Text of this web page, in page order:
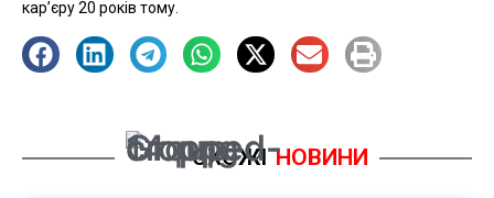
кар’єру 20 років тому.
СХОЖІ НОВИНИ